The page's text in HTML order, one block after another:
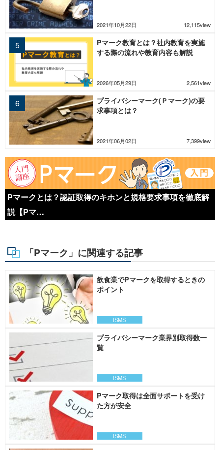
2021年10月22日 12,115view
2026年05月29日 2,561view
Pマーク教育とは？社内教育を実施
する際の流れや教育内容も解説
2021年06月02日 7,399view
プライバシーマーク(Ｐマーク)の要
求事項とは？
Pマークとは？認証取得のキホンと規格要求事項を徹底解
説【Pマ…
「Pマーク」に関連する記事
ISMS
飲食業でPマークを取得するときの
ポイント
ISMS
プライバシーマーク業界別取得数一
覧
ISMS
Pマーク取得は全面サポートを受け
た方が安全